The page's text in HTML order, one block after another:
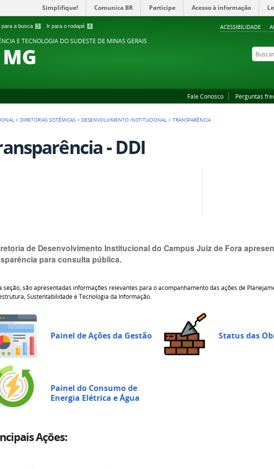
para a busca 3 Ir para o rodapé 4 ACESSIBILIDADE
Simplifique! Comunica BR Participe Acesso à informação
E TECNOLOGIA DO SUDESTE DE MINAS GERAIS
Buscar
Fale Conosco Perguntas
> DIRETORIAS SISTÊMICAS > DESENVOLVIMENTO INSTITUCIONAL >TRANSPARÊNCIA
- DDI
de Desenvolvimento Institucional do Campus Juiz de Fora
para consulta pública.
seção, são apresentadas informações relevantes para o acompanhamento das ações de
Sustentabilidade e Tecnologia da Informação.
Painel de Ações da Gestão Status das
Painel do Consumo de
Energia Elétrica e Água
Ações: